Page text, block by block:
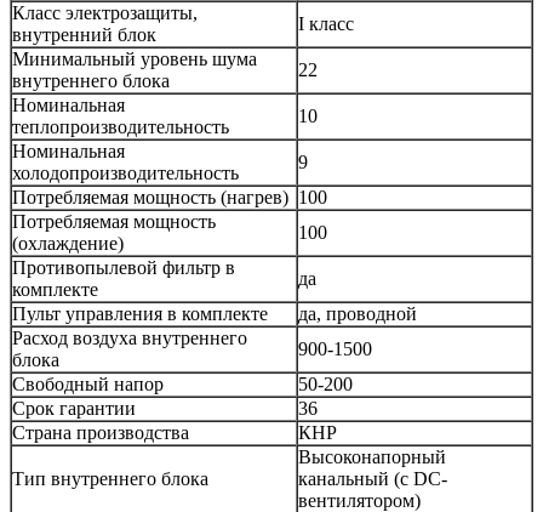
Класс электрозащиты,
внутренний блок
I класс
Минимальный уровень шума
внутреннего блока
22
Номинальная
теплопроизводительность
10
Номинальная
холодопроизводительность
9
Потребляемая мощность (нагрев) 100
Потребляемая мощность
(охлаждение)
100
Противопылевой фильтр в
комплекте
да
Пульт управления в комплекте
да, проводной
Расход воздуха внутреннего
блока
900-1500
Свободный напор
50-200
Срок гарантии
36
Страна производства
КНР
Тип внутреннего блока
Высоконапорный
канальный (с DC-
вентилятором)